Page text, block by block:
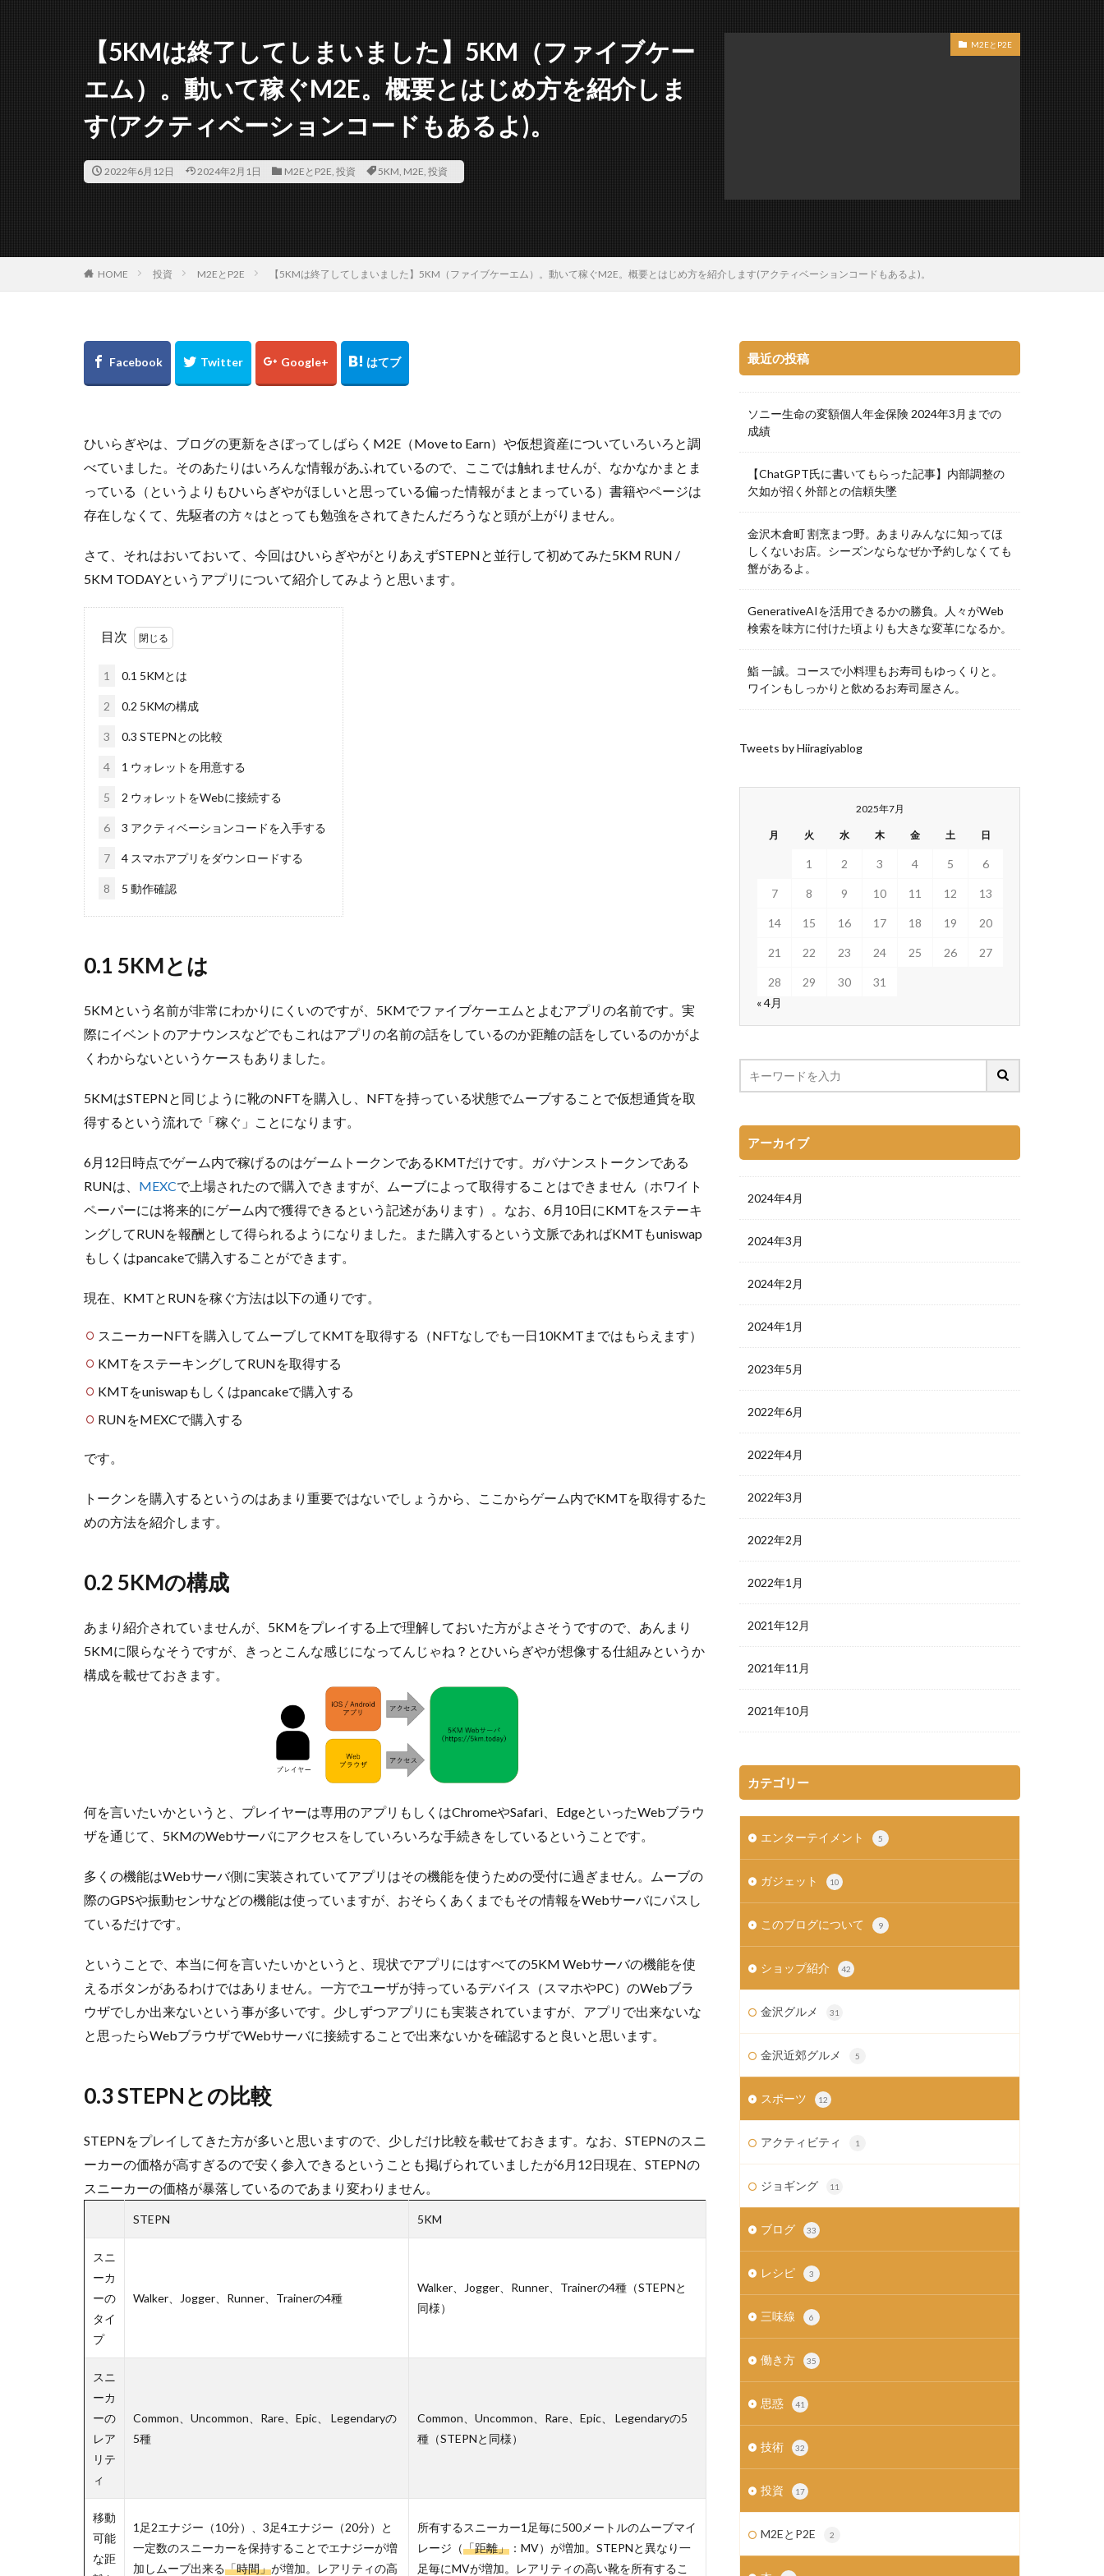
【5KMは終了してしまいました】5KM（ファイブケー
エム）。動いて稼ぐM2E。概要とはじめ方を紹介しま
す(アクティベーションコードもあるよ)。
2022年6月12日 2024年2月1日 M2EとP2E, 投資 5KM, M2E, 投資
M2EとP2E
HOME 投資 M2EとP2E 【5KMは終了してしまいました】5KM（ファイブケーエム）。動いて稼ぐM2E。概要とはじめ方を紹介します(アクティベーションコードもあるよ)。
ひいらぎやは、ブログの更新をさぼってしばらくM2E（Move to Earn）や仮想資産についていろいろと調
べていました。そのあたりはいろんな情報があふれているので、ここでは触れませんが、なかなかまとま
っている（というよりもひいらぎやがほしいと思っている偏った情報がまとまっている）書籍やページは
存在しなくて、先駆者の方々はとっても勉強をされてきたんだろうなと頭が上がりません。
さて、それはおいておいて、今回はひいらぎやがとりあえずSTEPNと並行して初めてみた5KM RUN /
5KM TODAYというアプリについて紹介してみようと思います。
目次
1 0.1 5KMとは
2 0.2 5KMの構成
3 0.3 STEPNとの比較
4 1 ウォレットを用意する
5 2 ウォレットをWebに接続する
6 3 アクティベーションコードを入手する
7 4 スマホアプリをダウンロードする
8 5 動作確認
0.1 5KMとは
5KMという名前が非常にわかりにくいのですが、5KMでファイブケーエムとよむアプリの名前です。実
際にイベントのアナウンスなどでもこれはアプリの名前の話をしているのか距離の話をしているのかがよ
くわからないというケースもありました。
5KMはSTEPNと同じように靴のNFTを購入し、NFTを持っている状態でムーブすることで仮想通貨を取
得するという流れで「稼ぐ」ことになります。
6月12日時点でゲーム内で稼げるのはゲームトークンであるKMTだけです。ガバナンストークンである
RUNは、 MEXCで上場されたので購入できますが、ムーブによって取得することはできません（ホワイト
ペーパーには将来的にゲーム内で獲得できるという記述があります）。なお、6月10日にKMTをステーキ
ングしてRUNを報酬として得られるようになりました。また購入するという文脈であればKMTもuniswap
もしくはpancakeで購入することができます。
現在、KMTとRUNを稼ぐ方法は以下の通りです。
スニーカーNFTを購入してムーブしてKMTを取得する（NFTなしでも一日10KMTまではもらえます）
KMTをステーキングしてRUNを取得する
KMTをuniswapもしくはpancakeで購入する
RUNをMEXCで購入する
です。
トークンを購入するというのはあまり重要ではないでしょうから、ここからゲーム内でKMTを取得するた
めの方法を紹介します。
0.2 5KMの構成
あまり紹介されていませんが、5KMをプレイする上で理解しておいた方がよさそうですので、あんまり
5KMに限らなそうですが、きっとこんな感じになってんじゃね？とひいらぎやが想像する仕組みというか
構成を載せておきます。
何を言いたいかというと、プレイヤーは専用のアプリもしくはChromeやSafari、EdgeといったWebブラウ
ザを通じて、5KMのWebサーバにアクセスをしていろいろな手続きをしているということです。
多くの機能はWebサーバ側に実装されていてアプリはその機能を使うための受付に過ぎません。ムーブの
際のGPSや振動センサなどの機能は使っていますが、おそらくあくまでもその情報をWebサーバにパスし
ているだけです。
ということで、本当に何を言いたいかというと、現状でアプリにはすべての5KM Webサーバの機能を使
えるボタンがあるわけではありません。一方でユーザが持っているデバイス（スマホやPC）のWebブラ
ウザでしか出来ないという事が多いです。少しずつアプリにも実装されていますが、アプリで出来ないな
と思ったらWebブラウザでWebサーバに接続することで出来ないかを確認すると良いと思います。
0.3 STEPNとの比較
STEPNをプレイしてきた方が多いと思いますので、少しだけ比較を載せておきます。なお、STEPNのスニ
ーカーの価格が高すぎるので安く参入できるということも掲げられていましたが6月12日現在、STEPNの
スニーカーの価格が暴落しているのであまり変わりません。
STEPN 5KM
スニ
ーカ
ーの
タイ
プ
Walker、Jogger、Runner、Trainerの4種
Walker、Jogger、Runner、Trainerの4種（STEPNと
同様）
スニ
ーカ
ーの
レア
リテ
ィ
Common、Uncommon、Rare、Epic、 Legendaryの
5種
Common、Uncommon、Rare、Epic、 Legendaryの5
種（STEPNと同様）
移動
可能
な距
1足2エナジー（10分）、3足4エナジー（20分）と
一定数のスニーカーを保持することでエナジーが増
加しムーブ出来る「時間」が増加。レアリティの高
所有するスニーカー1足毎に500メートルのムーブマイ
レージ（「距離」 ：MV）が増加。STEPNと異なり一
足毎にMVが増加。レアリティの高い靴を所有するこ
最近の投稿
ソニー生命の変額個人年金保険 2024年3月までの
成績
【ChatGPT氏に書いてもらった記事】内部調整の
欠如が招く外部との信頼失墜
金沢木倉町 割烹まつ野。あまりみんなに知ってほ
しくないお店。シーズンならなぜか予約しなくても
蟹があるよ。
GenerativeAIを活用できるかの勝負。人々がWeb
検索を味方に付けた頃よりも大きな変革になるか。
鮨 一誠。コースで小料理もお寿司もゆっくりと。
ワインもしっかりと飲めるお寿司屋さん。
Tweets by Hiiragiyablog
2025年7月
月 火 水 木 金 土 日
1 2 3 4 5 6
7 8 9 10 11 12 13
14 15 16 17 18 19 20
21 22 23 24 25 26 27
28 29 30
31
« 4月
アーカイブ
2024年4月
2024年3月
2024年2月
2024年1月
2023年5月
2022年6月
2022年4月
2022年3月
2022年2月
2022年1月
2021年12月
2021年11月
2021年10月
カテゴリー
エンターテイメント 5
ガジェット 10
このブログについて 9
ショップ紹介 42
金沢グルメ 31
金沢近郊グルメ 5
スポーツ 12
アクティビティ 1
ジョギング 11
ブログ 33
レシピ 3
三味線 6
働き方 35
思惑 41
技術 32
投資 17
M2EとP2E 2